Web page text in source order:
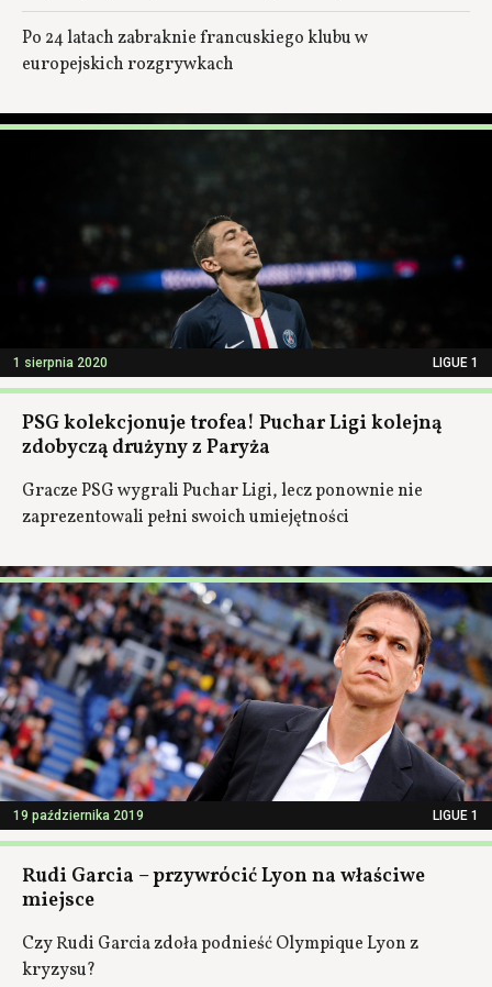
Po 24 latach zabraknie francuskiego klubu w
europejskich rozgrywkach
1 sierpnia 2020 LIGUE 1
PSG kolekcjonuje trofea! Puchar Ligi kolejną
zdobyczą drużyny z Paryża
Gracze PSG wygrali Puchar Ligi, lecz ponownie nie
zaprezentowali pełni swoich umiejętności
19 października 2019 LIGUE 1
Rudi Garcia – przywrócić Lyon na właściwe
miejsce
Czy Rudi Garcia zdoła podnieść Olympique Lyon z
kryzysu?